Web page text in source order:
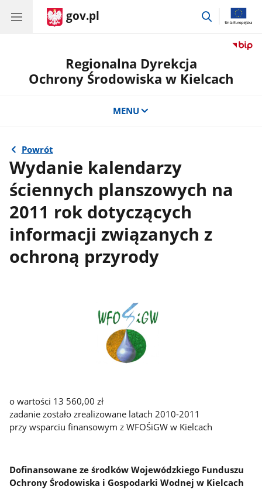
gov.pl
przejdź
Regionalna Dyrekcja
Ochrony Środowiska w Kielcach
MENU
Powrót
Wydanie kalendarzy
ściennych planszowych na
2011 rok dotyczących
informacji związanych z
ochroną przyrody
o wartości 13 560,00 zł
zadanie zostało zrealizowane latach 2010-2011
przy wsparciu finansowym z WFOŚiGW w Kielcach
Dofinansowane ze środków Wojewódzkiego Funduszu
Ochrony Środowiska i Gospodarki Wodnej w Kielcach